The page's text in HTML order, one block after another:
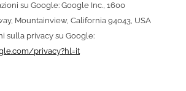
su Google: Google Inc., 1600
Mountainview, California 94043, USA
sulla privacy su Google:
privacy?hl=it